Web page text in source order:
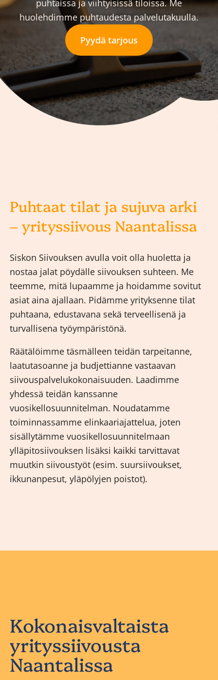
puhtaissa ja viihtyisissä tiloissa. Me
huolehdimme puhtaudesta palvelutakuulla.
Pyydä tarjous
Puhtaat tilat ja sujuva arki
– yrityssiivous Naantalissa
Siskon Siivouksen avulla voit olla huoletta ja
nostaa jalat pöydälle siivouksen suhteen. Me
teemme, mitä lupaamme ja hoidamme sovitut
asiat aina ajallaan. Pidämme yrityksenne tilat
puhtaana, edustavana sekä terveellisenä ja
turvallisena työympäristönä.
Räätälöimme täsmälleen teidän tarpeitanne,
laatutasoanne ja budjettianne vastaavan
siivouspalvelukokonaisuuden. Laadimme
yhdessä teidän kanssanne
vuosikellosuunnitelman. Noudatamme
toiminnassamme elinkaariajattelua, joten
sisällytämme vuosikellosuunnitelmaan
ylläpitosiivouksen lisäksi kaikki tarvittavat
muutkin siivoustyöt (esim. suursiivoukset,
ikkunanpesut, yläpölyjen poistot).
Kokonaisvaltaista
yrityssiivousta
Naantalissa